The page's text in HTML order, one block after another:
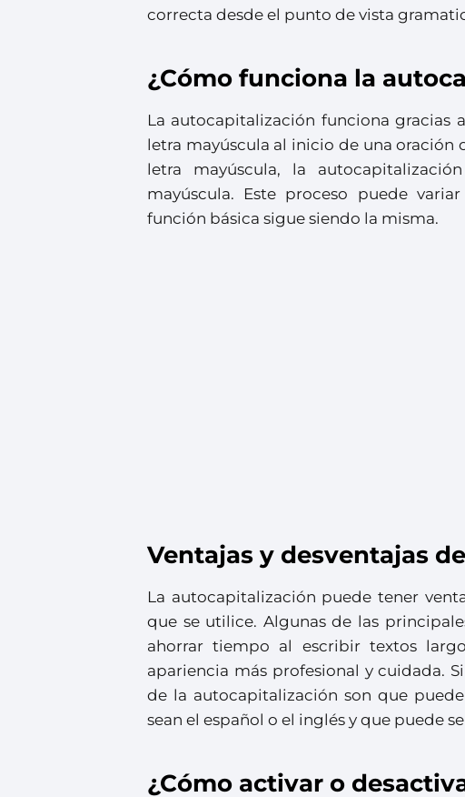
correcta desde el punto de vista
¿Cómo funciona la
La autocapitalización funciona
letra mayúscula al inicio de una oración
letra mayúscula, la
mayúscula. Este proceso puede
función básica sigue siendo la misma.
Ventajas y desventajas
La autocapitalización puede tener
que se utilice. Algunas de las
ahorrar tiempo al escribir textos
apariencia más profesional y cuidada.
de la autocapitalización son que
sean el español o el inglés y que puede
¿Cómo activar o